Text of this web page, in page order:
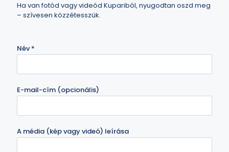
Ha van fotód vagy videód Kupariból, nyugodtan oszd meg
– szívesen közzétesszük.
Név*
E-mail-cím (opcionális)
A média (kép vagy videó) leírása